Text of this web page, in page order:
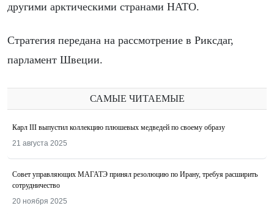
другими арктическими странами НАТО.
Стратегия передана на рассмотрение в Риксдаг,
парламент Швеции.
САМЫЕ ЧИТАЕМЫЕ
Карл III выпустил коллекцию плюшевых медведей по своему образу
21 августа 2025
Совет управляющих МАГАТЭ принял резолюцию по Ирану, требуя расширить
сотрудничество
20 ноября 2025